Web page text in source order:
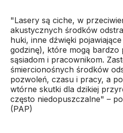
"Lasery są ciche, w
akustycznych środków
huki, inne dźwięki
godzinę), które mogą bardzo
sąsiadom i pracownikom.
śmiercionośnych środków
pozwoleń, czasu i pracy, a
wtórne skutki dla dzikiej
często niedopuszczalne" –
(PAP)